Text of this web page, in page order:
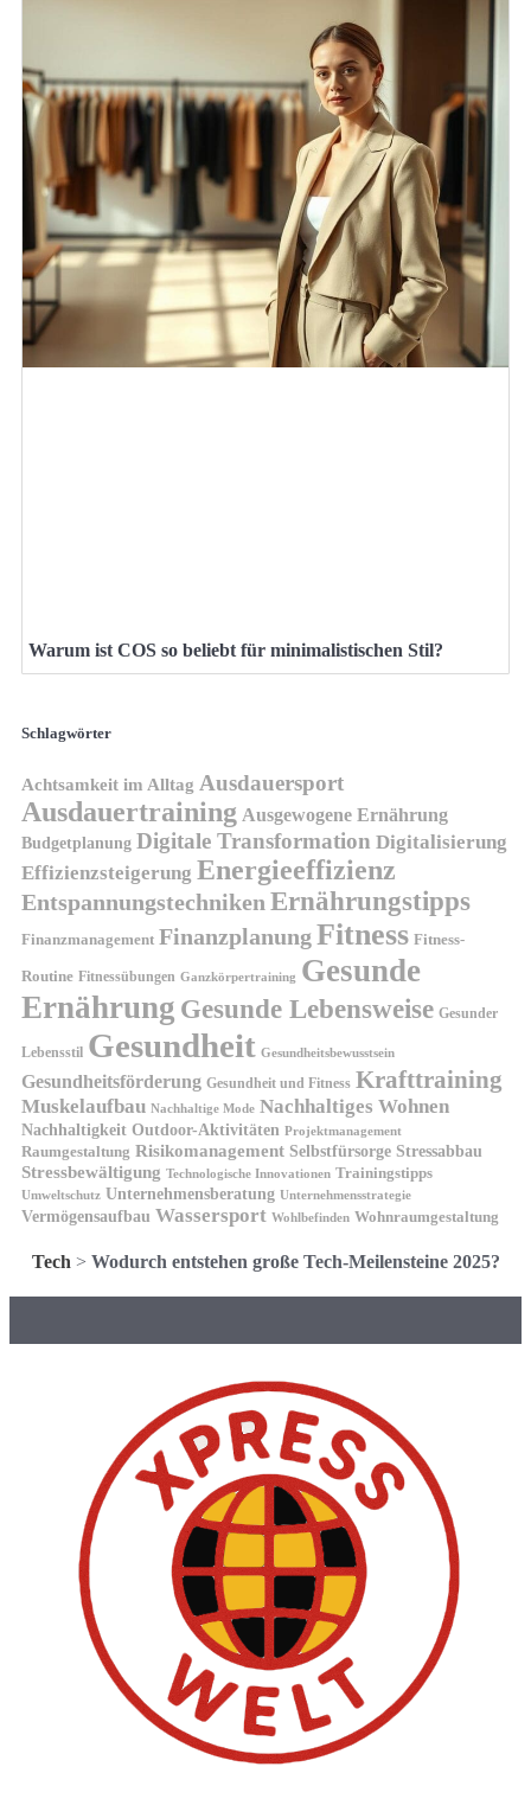
Warum ist COS so beliebt für minimalistischen Stil?
Schlagwörter
Achtsamkeit im Alltag Ausdauersport
Ausdauertraining Ausgewogene Ernährung
Budgetplanung Digitale Transformation Digitalisierung
Effizienzsteigerung Energieeffizienz
Entspannungstechniken Ernährungstipps
Finanzmanagement Finanzplanung Fitness Fitness-
Routine Fitnessübungen Ganzkörpertraining Gesunde
Ernährung Gesunde Lebensweise Gesunder
Lebensstil Gesundheit Gesundheitsbewusstsein
Gesundheitsförderung Gesundheit und Fitness Krafttraining
Muskelaufbau Nachhaltige Mode Nachhaltiges Wohnen
Nachhaltigkeit Outdoor-Aktivitäten Projektmanagement
Raumgestaltung Risikomanagement Selbstfürsorge Stressabbau
Stressbewältigung Technologische Innovationen Trainingstipps
Umweltschutz Unternehmensberatung Unternehmensstrategie
Vermögensaufbau Wassersport Wohlbefinden Wohnraumgestaltung
Tech > Wodurch entstehen große Tech-Meilensteine 2025?